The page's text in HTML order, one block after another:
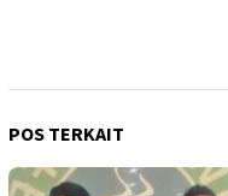
POS TERKAIT